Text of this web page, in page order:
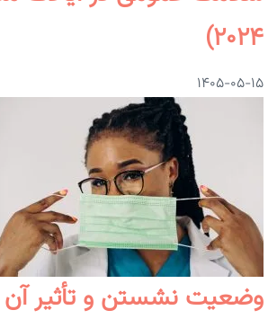
۲۰۲۴)
۱۴۰۵-۰۵-۱۵
وضعیت نشستن و تأثیر